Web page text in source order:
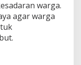
warga.
agar warga